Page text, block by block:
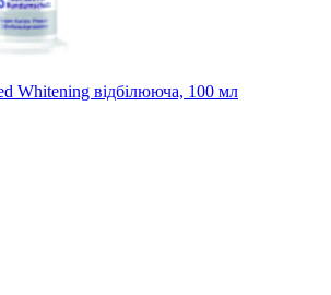
Whitening відбілююча, 100 мл